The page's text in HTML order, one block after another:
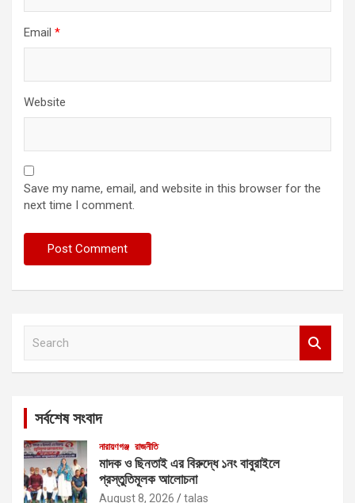
Email *
Website
Save my name, email, and website in this browser for the
next time I comment.
সর্বশেষ সংবাদ
নারায়ণগঞ্জ রাজনীতি
মাদক ও ছিনতাই এর বিরুদ্ধে ১নং বাবুরাইলে
প্রস্তুতিমূলক আলোচনা
August 8, 2026 talas